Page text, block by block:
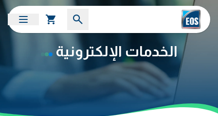
الخدمات الإلكترونية